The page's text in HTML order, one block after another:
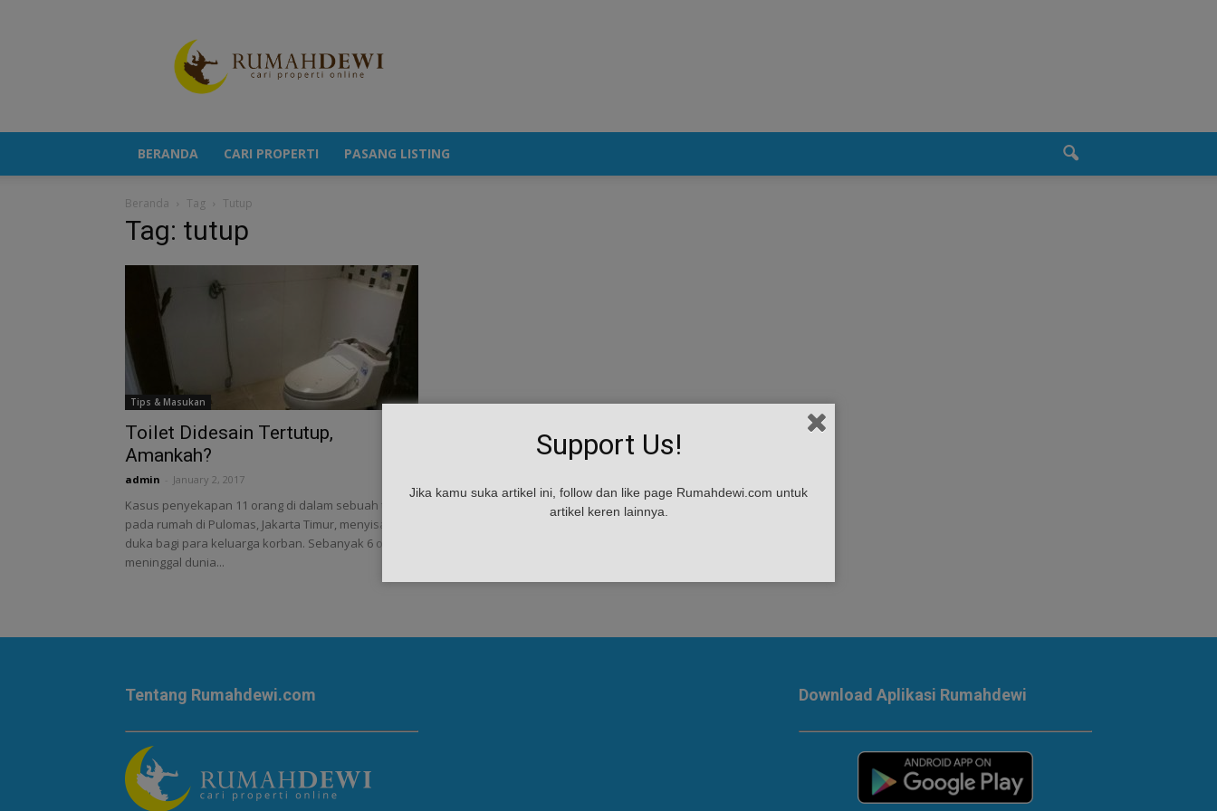
Berita
Properti
Terkini
BERANDA CARI PROPERTI PASANG LISTING
Beranda Tag Tutup
Tag: tutup
Tips & Masukan
Toilet Didesain Tertutup,
Amankah?
admin January 2, 2017
Kasus penyekapan 11 orang di dalam sebuah toilet
pada rumah di Pulomas, Jakarta Timur, menyisakan
duka bagi para keluarga korban. Sebanyak 6 orang
meninggal dunia...
Tentang Rumahdewi.com Download Aplikasi Rumahdewi
Support Us!
Jika kamu suka artikel ini, follow dan like page Rumahdewi.com untuk
artikel keren lainnya.